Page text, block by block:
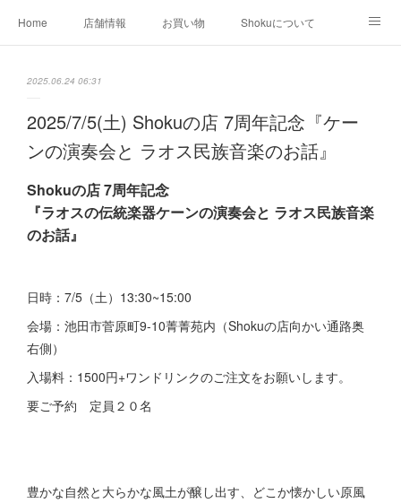
Home 店舗情報 お買い物 Shokuについて
2025.06.24 06:31
2025/7/5(土) Shokuの店 7周年記念『ケー
ンの演奏会と ラオス民族音楽のお話』
Shokuの店 7周年記念
『ラオスの伝統楽器ケーンの演奏会と ラオス民族音楽
のお話』
日時：7/5（土）13:30~15:00
会場：池田市菅原町9-10菁菁苑内（Shokuの店向かい通路奥
右側）
入場料：1500円+ワンドリンクのご注文をお願いします。
要ご予約 定員２０名
豊かな自然と大らかな風土が醸し出す、どこか懐かしい原風